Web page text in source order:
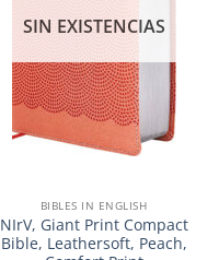
SIN EXISTENCIAS
BIBLES IN ENGLISH
NIrV, Giant Print Compact
Bible, Leathersoft, Peach,